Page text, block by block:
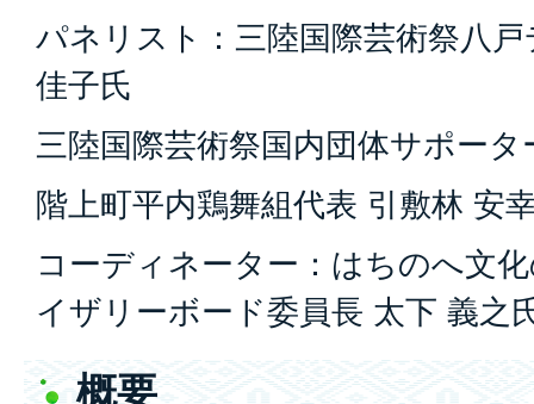
パネリスト：三陸国際芸術祭八
佳子氏
三陸国際芸術祭国内団体サポー
階上町平内鶏舞組代表 引敷林 安
コーディネーター：はちのへ文
イザリーボード委員長 太下 義之
概要